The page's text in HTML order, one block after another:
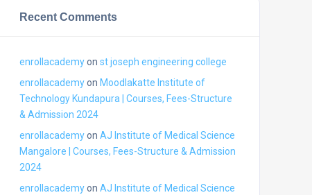
Recent Comments
enrollacademyon st joseph engineering college
enrollacademyon Moodlakatte Institute of
Technology Kundapura | Courses, Fees-Structure
& Admission 2024
enrollacademyon AJ Institute of Medical Science
Mangalore | Courses, Fees-Structure & Admission
2024
enrollacademyon AJ Institute of Medical Science